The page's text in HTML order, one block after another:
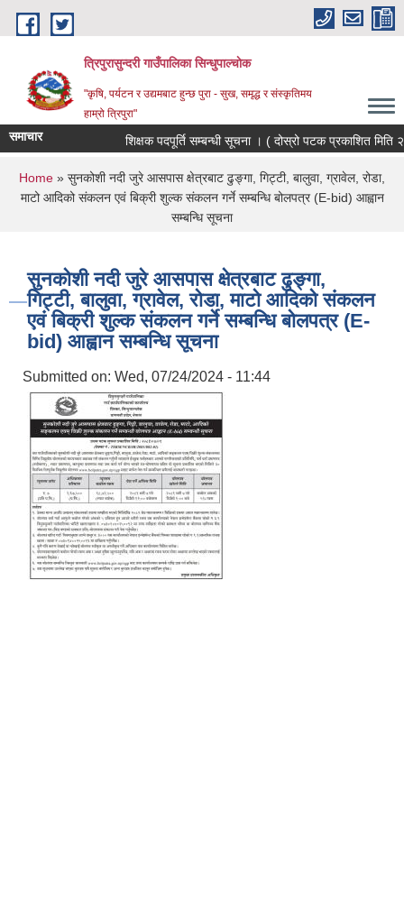
Skip to main content
त्रिपुरासुन्दरी गाउँपालिका सिन्धुपाल्चाेक
"कृषि, पर्यटन र उद्यमबाट हुन्छ पुरा - सुख, समृद्ध र संस्कृतिमय
हाम्रो त्रिपुरा"
समाचार शिक्षक पदपूर्ति सम्बन्धी सूचना । ( दोस्रो पटक प्रकाशित मिति
You are here
Home » सुनकोशी नदी जुरे आसपास क्षेत्रबाट ढुङ्गा, गिट्टी, बालुवा, ग्रावेल, रोडा,
माटो आदिको संकलन एवं बिक्री शुल्क संकलन गर्ने सम्बन्धि बोलपत्र (E-bid) आह्वान
सम्बन्धि सूचना
सुनकोशी नदी जुरे आसपास क्षेत्रबाट ढुङ्गा,
गिट्टी, बालुवा, ग्रावेल, रोडा, माटो आदिको संकलन
एवं बिक्री शुल्क संकलन गर्ने सम्बन्धि बोलपत्र (E-
bid) आह्वान सम्बन्धि सूचना
Submitted on: Wed, 07/24/2024 - 11:44